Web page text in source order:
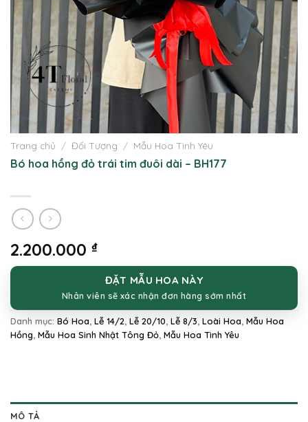
Trang chủ / Đối Tượng / Mẫu Hoa Tình Yêu
Bó hoa hồng đỏ trái tim đuôi dài – BH177
2.200.000 ₫
ĐẶT MẪU HOA NÀY
Nhân viên sẽ xác nhận đơn hàng sớm nhất
Danh mục: Bó Hoa Lễ 14/2 Lễ 20/10 Lễ 8/3 Loài Hoa Mẫu Hoa
Hồng Mẫu Hoa Sinh Nhật Tông Đỏ Mẫu Hoa Tình Yêu
MÔ TẢ